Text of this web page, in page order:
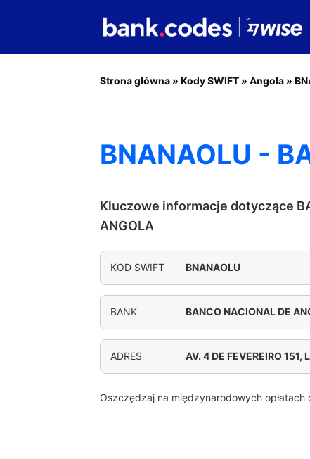
Strona główna » Kody SWIFT » Angola »
BNANAOLU -
Kluczowe informacje dotyczące
ANGOLA
KOD SWIFT BNANAOLU
BANK BANCO NACIONAL DE
ADRES AV. 4 DE FEVEREIRO 151,
Oszczędzaj na międzynarodowych opłatach